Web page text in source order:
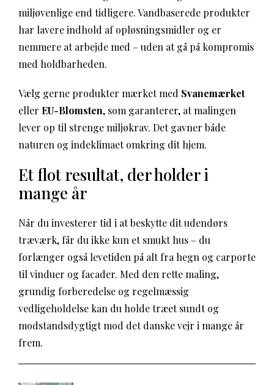
miljøvenlige end tidligere. Vandbaserede produkter
har lavere indhold af opløsningsmidler og er
nemmere at arbejde med – uden at gå på kompromis
med holdbarheden.
Vælg gerne produkter mærket med Svanemærket
eller EU-Blomsten, som garanterer, at malingen
lever op til strenge miljøkrav. Det gavner både
naturen og indeklimaet omkring dit hjem.
Et flot resultat, der holder i
mange år
Når du investerer tid i at beskytte dit udendørs
træværk, får du ikke kun et smukt hus – du
forlænger også levetiden på alt fra hegn og carporte
til vinduer og facader. Med den rette maling,
grundig forberedelse og regelmæssig
vedligeholdelse kan du holde træet sundt og
modstandsdygtigt mod det danske vejr i mange år
frem.